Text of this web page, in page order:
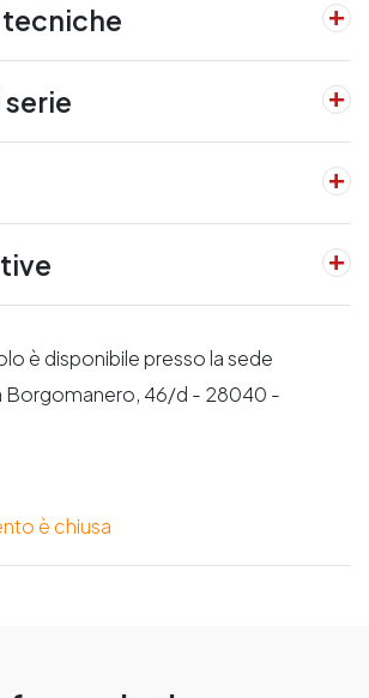
è disponibile presso la sede
Borgomanero, 46/d - 28040 -
è chiusa